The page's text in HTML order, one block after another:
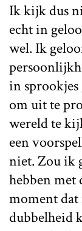
Ik kijk dus
echt in
wel. Ik
in sprookjes
om uit te
wereld te
een
niet. Zou ik
hebben met
moment
dubbelheid